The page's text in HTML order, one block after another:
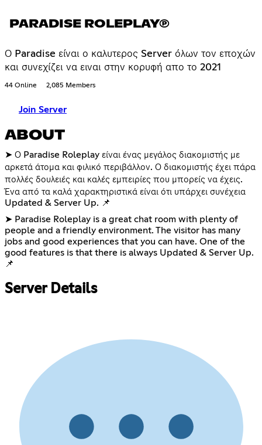
PARADISE ROLEPLAY℗
Ο Paradise είναι ο καλυτερος Server όλων τον εποχών
και συνεχίζει να ειναι στην κορυφή απο το 2021
44 Online 2,085 Members
Join Server
ABOUT
➤ Ο Paradise Roleplay είναι ένας μεγάλος διακομιστής με
αρκετά άτομα και φιλικό περιβάλλον. Ο διακομιστής έχει πάρα
πολλές δουλειές και καλές εμπειρίες που μπορείς να έχεις.
Ένα από τα καλά χαρακτηριστικά είναι ότι υπάρχει συνέχεια
Updated & Server Up. 📌
➤ Paradise Roleplay is a great chat room with plenty of
people and a friendly environment. The visitor has many
jobs and good experiences that you can have. One of the
good features is that there is always Updated & Server Up.
📌
Server Details